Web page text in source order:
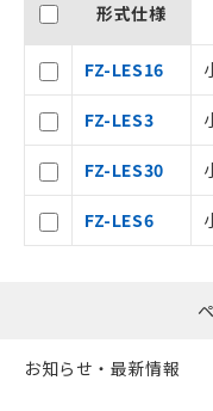
形式仕様
FZ-LES16
FZ-LES3
FZ-LES30
FZ-LES6
お知らせ・最新情報
記
説明
商品の当
抜)を提
当社制御
本サービ
ことをご
在庫状況
記載して
タに基づ
覧された
準価格と
正式な
様のお
ご相談く